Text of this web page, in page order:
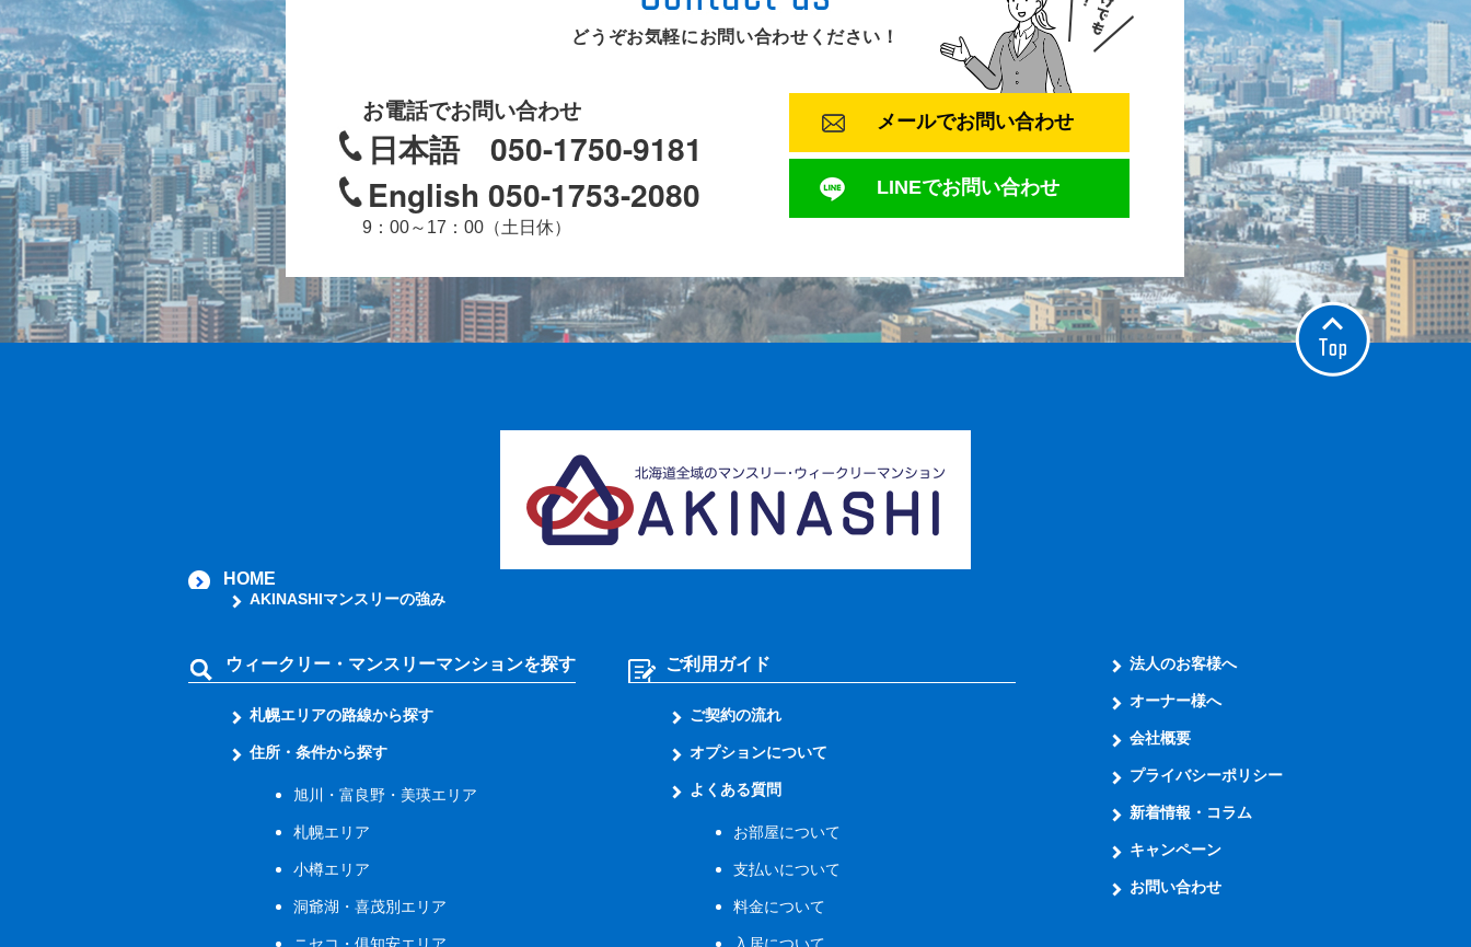
どうぞお気軽にお問い合わせください！
お電話でお問い合わせ
日本語 050-1750-9181
English 050-1753-2080
9：00～17：00（土日休）
メールでお問い合わせ
LINEでお問い合わせ
HOME
AKINASHIマンスリーの強み
ウィークリー・マンスリーマンションを探す
札幌エリアの路線から探す
住所・条件から探す
旭川・富良野・美瑛エリア
札幌エリア
小樽エリア
洞爺湖・喜茂別エリア
ご利用ガイド
ご契約の流れ
オプションについて
よくある質問
お部屋について
支払いについて
料金について
法人のお客様へ
オーナー様へ
会社概要
プライバシーポリシー
新着情報・コラム
キャンペーン
お問い合わせ